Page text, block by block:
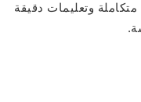
وتعليمات دقيقة